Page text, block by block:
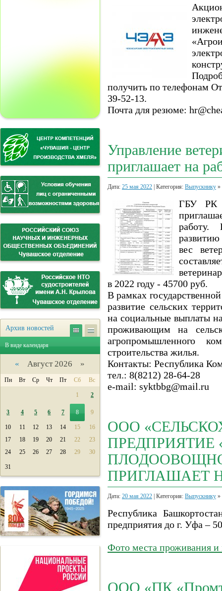
Архив новостей
В виде календаря
« Август 2026 »
Пн Вт Ср Чт Пт Сб Вс
1 2
3 4 5 6 7 8 9
10 11 12 13 14 15
16
17
18 19 20 21 22
23
24
25 26 27 28 29 30
31
получить по телефонам
39-52-13.
Почта для резюме:
Управление
приглашает на
Дата: 25 мая 2022 | Категория: Выпускнику »
ГБУ РК
работу.
развитию
вес
в 2022 году - 45700 руб.
В рамках
развитие сельских
на социальные выплаты
проживающим на
агропромышленного
строительства жилья.
Контакты: Республика
тел.: 8(8212) 28-64-28
e-mail: syktbbg@mail.ru
ООО
ПРИГЛАШАЕТ
Дата: 20 мая 2022 | Категория: Выпускнику »
Республика
предприятия до г. Уфа –
Фото места проживания и
ООО «ПК